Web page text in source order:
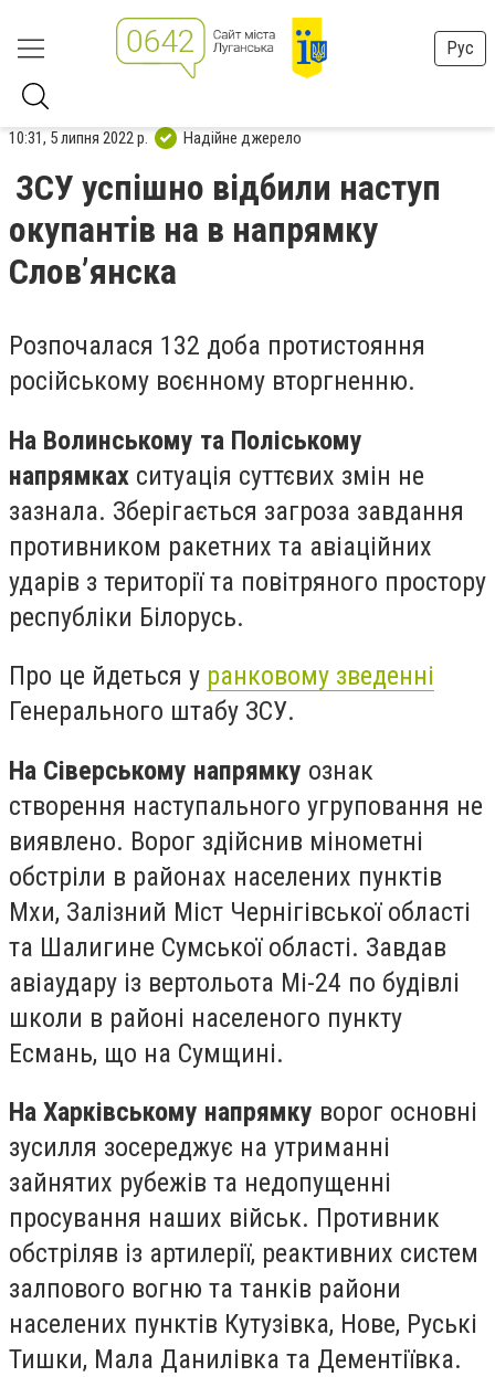
Рус
10:31, 5 липня 2022 р. Надійне джерело
ЗСУ успішно відбили наступ
окупантів на в напрямку
Словʼянска
Розпочалася 132 доба протистояння
російському воєнному вторгненню.
На Волинському та Поліському
напрямках ситуація суттєвих змін не
зазнала. Зберігається загроза завдання
противником ракетних та авіаційних
ударів з території та повітряного простору
республіки Білорусь.
Про це йдеться у ранковому зведенні
Генерального штабу ЗСУ.
На Сіверському напрямку ознак
створення наступального угруповання не
виявлено. Ворог здійснив мінометні
обстріли в районах населених пунктів
Мхи, Залізний Міст Чернігівської області
та Шалигине Сумської області. Завдав
авіаудару із вертольота Мі-24 по будівлі
школи в районі населеного пункту
Есмань, що на Сумщині.
На Харківському напрямку ворог основні
зусилля зосереджує на утриманні
зайнятих рубежів та недопущенні
просування наших військ. Противник
обстріляв із артилерії, реактивних систем
залпового вогню та танків райони
населених пунктів Кутузівка, Нове, Руські
Тишки, Мала Данилівка та Дементіївка.